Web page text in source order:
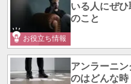
お役立ち情報
いる人にぜ
のこと
アンラーニ
のはどんな